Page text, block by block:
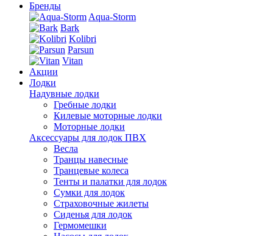
Бренды
Aqua-Storm
Bark
Kolibri
Parsun
Vitan
Акции
Лодки
Надувные лодки
Гребные лодки
Килевые моторные лодки
Моторные лодки
Аксессуары для лодок ПВХ
Весла
Транцы навесные
Транцевые колеса
Тенты и палатки для лодок
Сумки для лодок
Страховочные жилеты
Сиденья для лодок
Гермомешки